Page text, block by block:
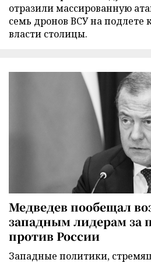
отразили массированную
семь дронов ВСУ на подлете
власти столицы.
Медведев пообещал
западным лидерам за
против России
Западные политики,